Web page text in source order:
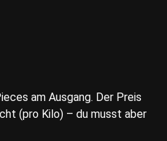
am Ausgang. Der Preis
(pro Kilo) – du musst aber